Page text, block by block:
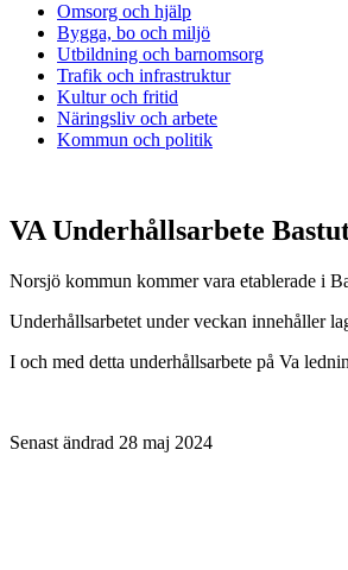
Omsorg och hjälp
Bygga, bo och miljö
Utbildning och barnomsorg
Trafik och infrastruktur
Kultur och fritid
Näringsliv och arbete
Kommun och politik
VA Underhållsarbete
Norsjö kommun kommer vara etablerade i
Underhållsarbetet under veckan innehåller
I och med detta underhållsarbete på Va
Senast ändrad 28 maj 2024